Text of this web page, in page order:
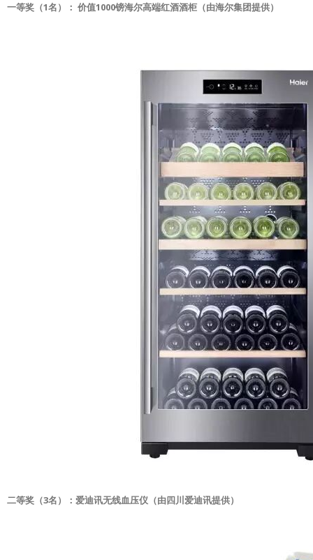
一等奖（1名）： 价值1000镑海尔高端红酒酒柜（由海尔集团提供）
二等奖（3名）：爱迪讯无线血压仪（由四川爱迪讯提供）